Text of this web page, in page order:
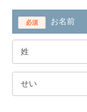
必須 お名前